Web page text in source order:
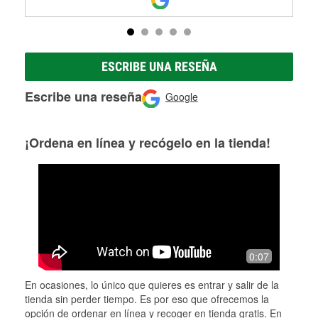
ESCRIBE UNA RESEÑA
Escribe una reseña Google
¡Ordena en línea y recógelo en la tienda!
0:07
En ocasiones, lo único que quieres es entrar y salir de la
tienda sin perder tiempo. Es por eso que ofrecemos la
opción de ordenar en línea y recoger en tienda gratis. En